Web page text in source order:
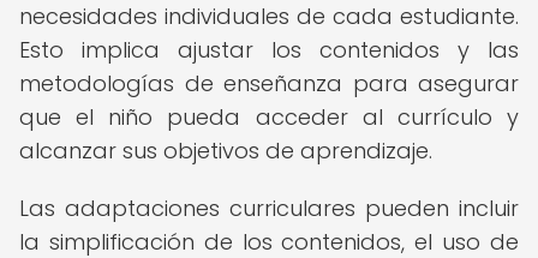
necesidades individuales de cada estudiante.
Esto implica ajustar los contenidos y las
metodologías de enseñanza para asegurar
que el niño pueda acceder al currículo y
alcanzar sus objetivos de aprendizaje.
Las adaptaciones curriculares pueden incluir
la simplificación de los contenidos, el uso de